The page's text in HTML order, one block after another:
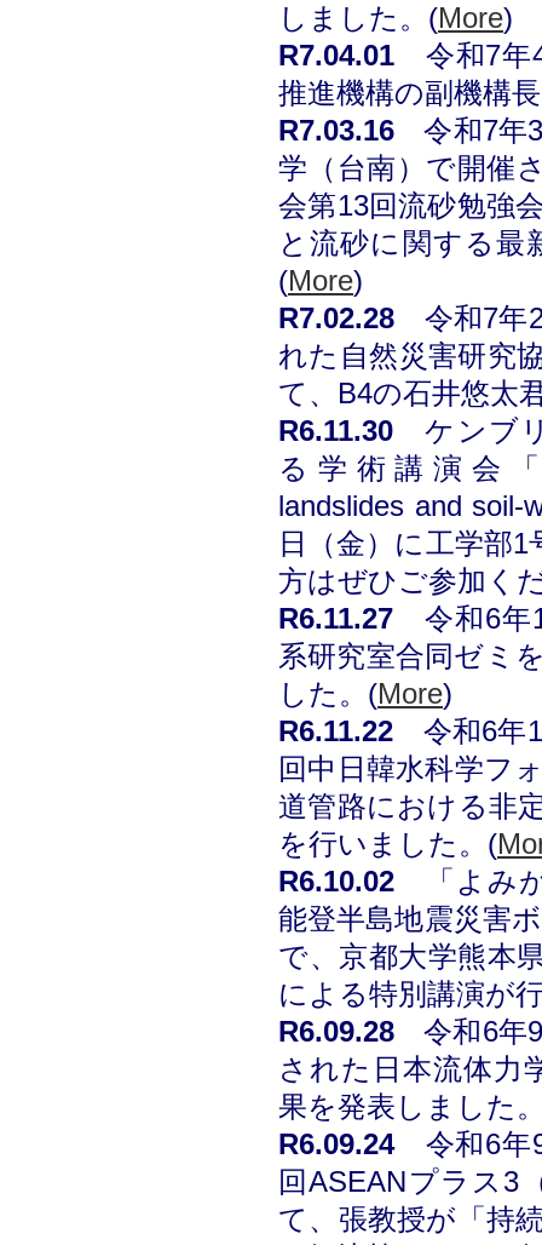
しました 。 (More)
R7.04.01
令和7年
推進機構の副機構
R7.03.16
令和7年
学（台南）で開催
会第13回流砂勉強
と流砂に関する最
(More)
R7.02.28
令和7年
れた自然災害研究
て、B4の石井悠太
R6.11.30 ケンブ
る学術講演会「
landslides and
日（金）に工学部
方はぜひご参加く
R6.11.27
令和6年
系研究室合同ゼミ
した。 (More)
R6.11.22
令和6年
回中日韓水科学フ
道管路における非
を行いました。 (
R6.10.02
「よみ
能登半島地震災害
で、京都大学熊本
による特別講演が
R6.09.28 令和6年9
された日本流体力
果を発表しました
R6.09.24
令和6年
回ASEANプラス3
て、張教授が「持